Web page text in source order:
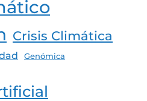
Crisis Climática
Genómica